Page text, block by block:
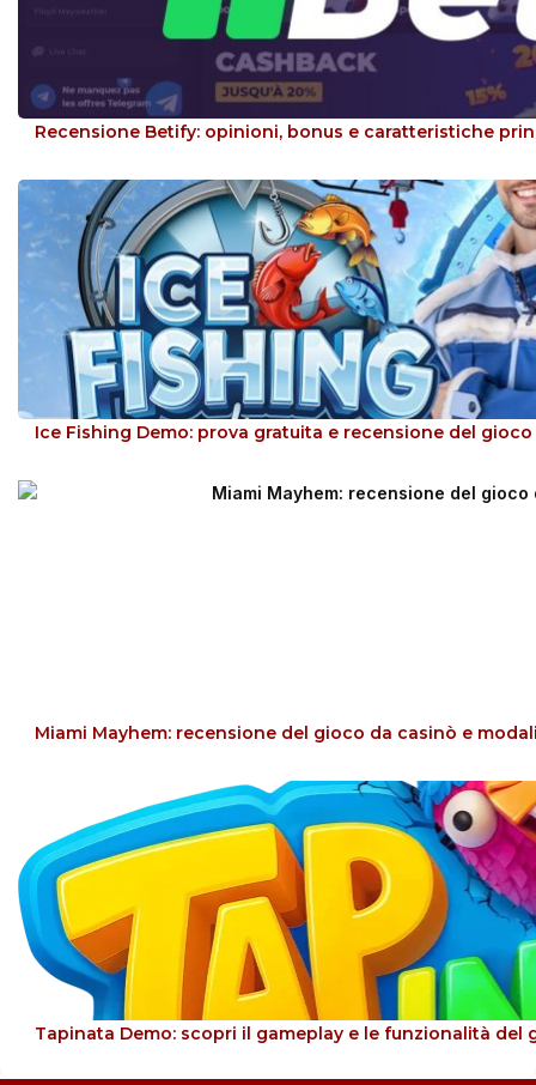
Recensione Betify: opinioni, bonus e caratteristiche
Ice Fishing Demo: prova gratuita e recensione del gioco
Miami Mayhem: recensione del gioco da casinò e
Tapinata Demo: scopri il gameplay e le funzionalità del